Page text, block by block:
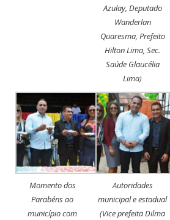
Azulay, Deputado
Wanderlan
Quaresma, Prefeito
Hilton Lima, Sec.
Saúde Glaucélia
Lima)
Momento dos
Parabéns ao
município com
Autoridades
municipal e estadual
(Vice prefeita Dilma